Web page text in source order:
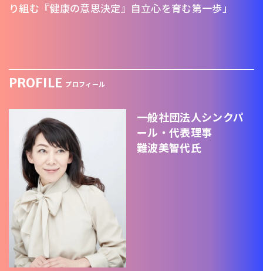
り組む『健康の意思決定』自立心を育む第一歩」
PROFILE プロフィール
一般社団法人シンクパ
ール・代表理事
難波美智代氏